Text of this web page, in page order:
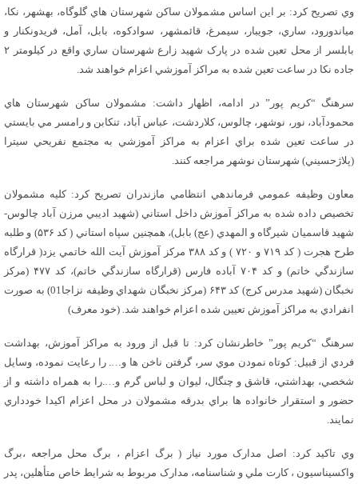
وي تصريح کرد: بر اين اساس مشمولان ساکن شهرستان هاي گلوگاه، بهشهر، نکا،
مياندورود، ساري، جويبار، سيمرغ، قائمشهر، سوادکوه، بابل، آمل، فريدونکنار و
بابلسر از محل تعين شده در پارک شهيد زارع شهرستان ساري واقع در کيلومتر ۲
جاده نکا در ساعت تعين شده به مراکز آموزشي اعزام خواهند شد.
سرهنگ “کريم پور” در ادامه، اظهار داشت: مشمولان ساکن شهرستان هاي
محمودآباد، نور، نوشهر، چالوس، کلاردشت، عباس آباد، تنکابن و رامسر مي بايستي
در ساعت تعين شده براي اعزام به مراکز آموزشي به مجتمع نفريحي سيترا
(پلاژحسيني) شهرستان نوشهر مراجعه کنند.
معاون وظيفه عمومي فرماندهي انتظامي مازندران تصریح کرد: کليه مشمولان
تخصيص داده شده به مراکز آموزش داخل استاني (شهيد اديبي مرزن آباد چالوس-
شهيد قاسميان شيرگاه و المهدي (عج) بابل)، همچنين سپاه استاني ( کد ۵۳۶) و طلبه
طرح هجرت ( کد ۷۱۹ و ۷۲۰ ) و کد ۳۸۸ مرکز آموزش آيت الله خاتمي يزد( قرارگاه
سازندگي خاتم) و کد ۷۰۴ آباده فارس (قرارگاه سازندگي خاتم)، کد ۴۷۷ (مرکز
نخبگان (شهيد مدرس کرج) کد ۶۴۳ (مرکز نخبگان شهداي وظيفه نزاجا01) به صورت
انفرادي به مراکز آموزش تعيين شده اعزام خواهند شد. (خود معرف)
سرهنگ “کريم پور” خاطرنشان کرد: تا قبل از ورود به مراکز آموزش، بهداشت
فردي از قبيل: کوتاه نمودن موي سر، گرفتن ناخن ها و…. را رعايت نموده، وسايل
شخصي، بهداشتي، قاشق و چنگال، ليوان و لباس گرم و….را به همراه داشته و از
حضور و استقرار خانواده ها براي بدرقه مشمولان در محل اعزام اکيدا خودداري
نمايند.
وي تاکيد کرد: اصل مدارک مورد نياز ( برگ اعزام ، برگ محل مراجعه ،برگ
واکسيناسيون ، کارت ملي و شناسنامه، مدارک مربوط به شرايط خاص متأهلين، پدر